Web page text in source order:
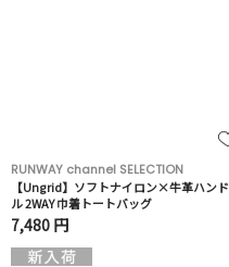
RUNWAY channel SELECTION
【Ungrid】ソフトナイロン×牛革ハンド
ル 2WAY 巾着トートバッグ
7,480 円